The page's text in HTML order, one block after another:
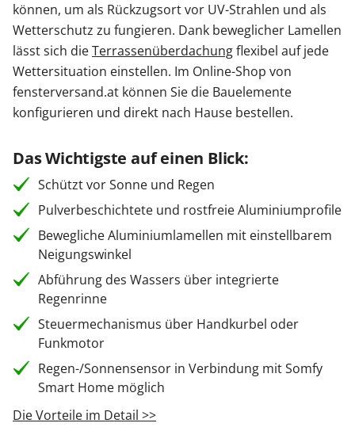
können, um als Rückzugsort vor UV-Strahlen und als
Wetterschutz zu fungieren. Dank beweglicher Lamellen
lässt sich dieTerrassenüberdachungflexibel auf jede
Wettersituation einstellen. Im Online-Shop von
fensterversand.at können Sie die Bauelemente
konfigurieren und direkt nach Hause bestellen.
Das Wichtigste auf einen Blick:
Schützt vor Sonne und Regen
Pulverbeschichtete und rostfreie Aluminiumprofile
Bewegliche Aluminiumlamellen mit einstellbarem
Neigungswinkel
Abführung des Wassers über integrierte
Regenrinne
Steuermechanismus über Handkurbel oder
Funkmotor
Regen-/Sonnensensor in Verbindung mit Somfy
Smart Home möglich
Die Vorteile im Detail >>